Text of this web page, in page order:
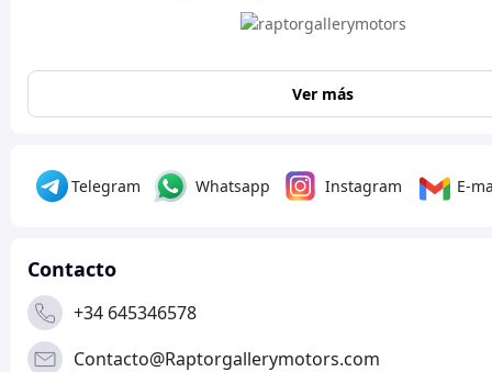
Ver más
Telegram Whatsapp Instagram E-
Contacto
+34 645346578
Contacto@Raptorgallerymotors.com